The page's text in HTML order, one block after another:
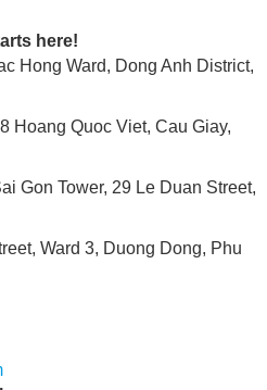
here!
Hong Ward, Dong Anh District,
Hoang Quoc Viet, Cau Giay,
Gon Tower, 29 Le Duan Street,
Ward 3, Duong Dong, Phu